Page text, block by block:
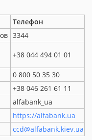
Телефон
3344
+38 044 494 01 01
0 800 50 35 30
+38 046 261 61 11
alfabank_ua
https://alfabank.ua
ccd@alfabank.kiev.ua